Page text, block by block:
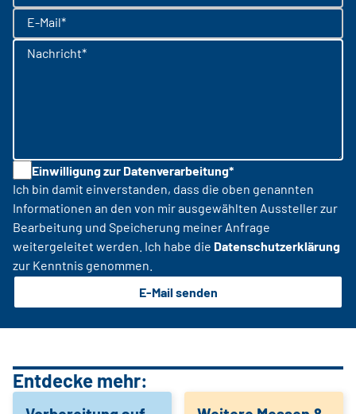
E-Mail*
Nachricht*
Einwilligung zur Datenverarbeitung*
Ich bin damit einverstanden, dass die oben genannten
Informationen an den von mir ausgewählten Aussteller zur
Bearbeitung und Speicherung meiner Anfrage
weitergeleitet werden. Ich habe die Datenschutzerklärung
zur Kenntnis genommen.
E-Mail senden
Entdecke mehr: